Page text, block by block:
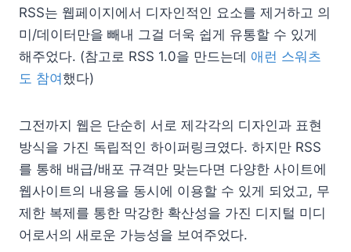
RSS는 웹페이지에서 디자인적인 요소를 제거하고 의
미/데이터만을 빼내 그걸 더욱 쉽게 유통할 수 있게
해주었다. (참고로 RSS 1.0을 만드는데 애런 스워츠
도 참여 했다)
그전까지 웹은 단순히 서로 제각각의 디자인과 표현
방식을 가진 독립적인 하이퍼링크였다. 하지만 RSS
를 통해 배급/배포 규격만 맞는다면 다양한 사이트에
웹사이트의 내용을 동시에 이용할 수 있게 되었고, 무
제한 복제를 통한 막강한 확산성을 가진 디지털 미디
어로서의 새로운 가능성을 보여주었다.